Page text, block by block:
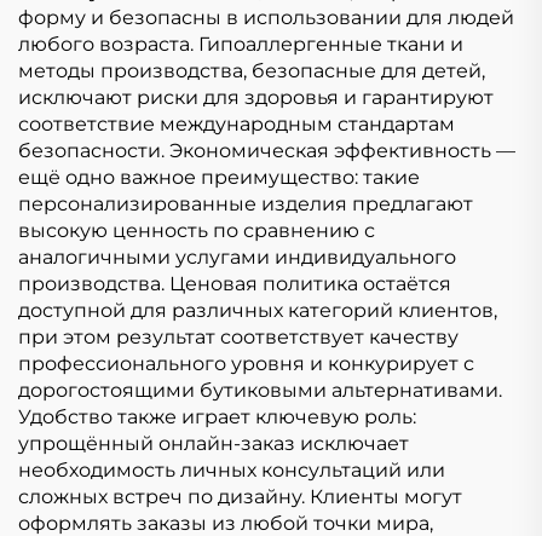
форму и безопасны в использовании для людей
любого возраста. Гипоаллергенные ткани и
методы производства, безопасные для детей,
исключают риски для здоровья и гарантируют
соответствие международным стандартам
безопасности. Экономическая эффективность —
ещё одно важное преимущество: такие
персонализированные изделия предлагают
высокую ценность по сравнению с
аналогичными услугами индивидуального
производства. Ценовая политика остаётся
доступной для различных категорий клиентов,
при этом результат соответствует качеству
профессионального уровня и конкурирует с
дорогостоящими бутиковыми альтернативами.
Удобство также играет ключевую роль:
упрощённый онлайн-заказ исключает
необходимость личных консультаций или
сложных встреч по дизайну. Клиенты могут
оформлять заказы из любой точки мира,